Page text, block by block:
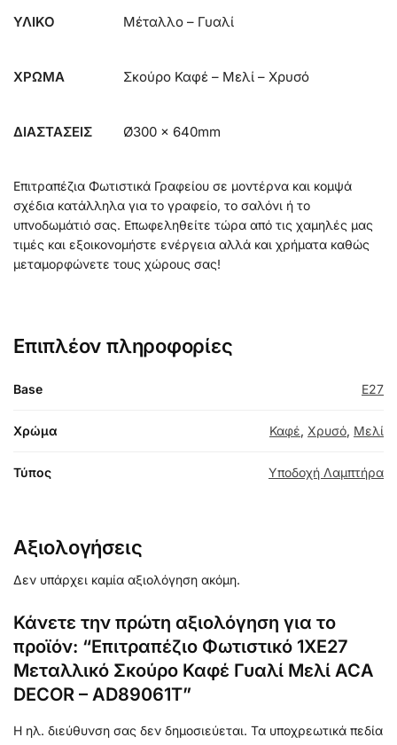
ΥΛΙΚΟ Μέταλλο – Γυαλί
ΧΡΩΜΑ Σκούρο Καφέ – Μελί – Χρυσό
ΔΙΑΣΤΑΣΕΙΣ Ø300 x 640mm
Επιτραπέζια Φωτιστικά Γραφείου σε μοντέρνα και κομψά
σχέδια κατάλληλα για το γραφείο, το σαλόνι ή το
υπνοδωμάτιό σας. Επωφεληθείτε τώρα από τις χαμηλές μας
τιμές και εξοικονομήστε ενέργεια αλλά και χρήματα καθώς
μεταμορφώνετε τους χώρους σας!
Επιπλέον πληροφορίες
Base E27
Χρώμα Καφέ, Χρυσό, Μελί
Τύπος Υποδοχή Λαμπτήρα
Αξιολογήσεις
Δεν υπάρχει καμία αξιολόγηση ακόμη.
Κάνετε την πρώτη αξιολόγηση για το
προϊόν: “Επιτραπέζιο Φωτιστικό 1ΧE27
Μεταλλικό Σκούρο Καφέ Γυαλί Μελί ACA
DECOR – AD89061T”
Η ηλ. διεύθυνση σας δεν δημοσιεύεται. Τα υποχρεωτικά πεδία